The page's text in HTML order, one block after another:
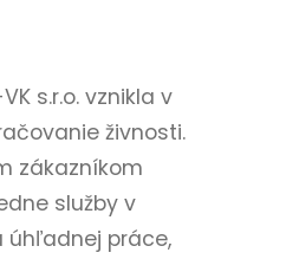
s.r.o. vznikla v
živnosti.
zákazníkom
služby v
úhľadnej práce,